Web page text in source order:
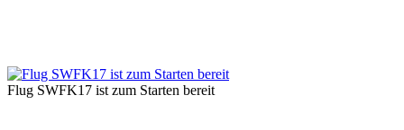
Flug SWFK17 ist zum Starten bereit